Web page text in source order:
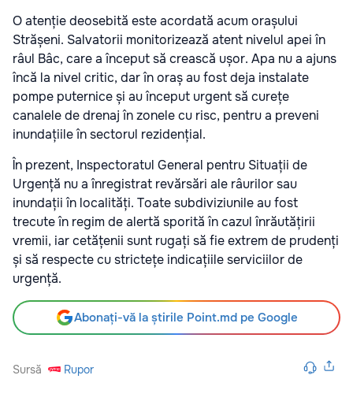
O atenție deosebită este acordată acum orașului
Strășeni. Salvatorii monitorizează atent nivelul apei în
râul Bâc, care a început să crească ușor. Apa nu a ajuns
încă la nivel critic, dar în oraș au fost deja instalate
pompe puternice și au început urgent să curețe
canalele de drenaj în zonele cu risc, pentru a preveni
inundațiile în sectorul rezidențial.
În prezent, Inspectoratul General pentru Situații de
Urgență nu a înregistrat revărsări ale râurilor sau
inundații în localități. Toate subdiviziunile au fost
trecute în regim de alertă sporită în cazul înrăutățirii
vremii, iar cetățenii sunt rugați să fie extrem de prudenți
și să respecte cu strictețe indicațiile serviciilor de
urgență.
Abonați-vă la știrile Point.md pe Google
Sursă Rupor